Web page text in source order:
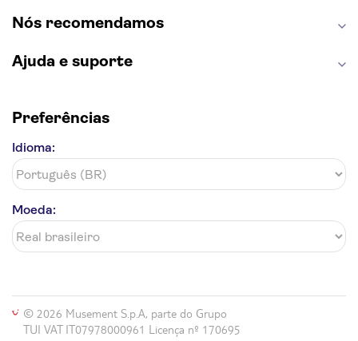
Nós recomendamos
Ajuda e suporte
Preferências
Idioma:
Moeda:
© 2026 Musement S.p.A, parte do Grupo
TUI VAT IT07978000961 Licença nº 170695